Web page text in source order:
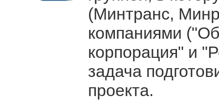
(Минтранс,
компаниями
корпорация" и
задача
проекта.